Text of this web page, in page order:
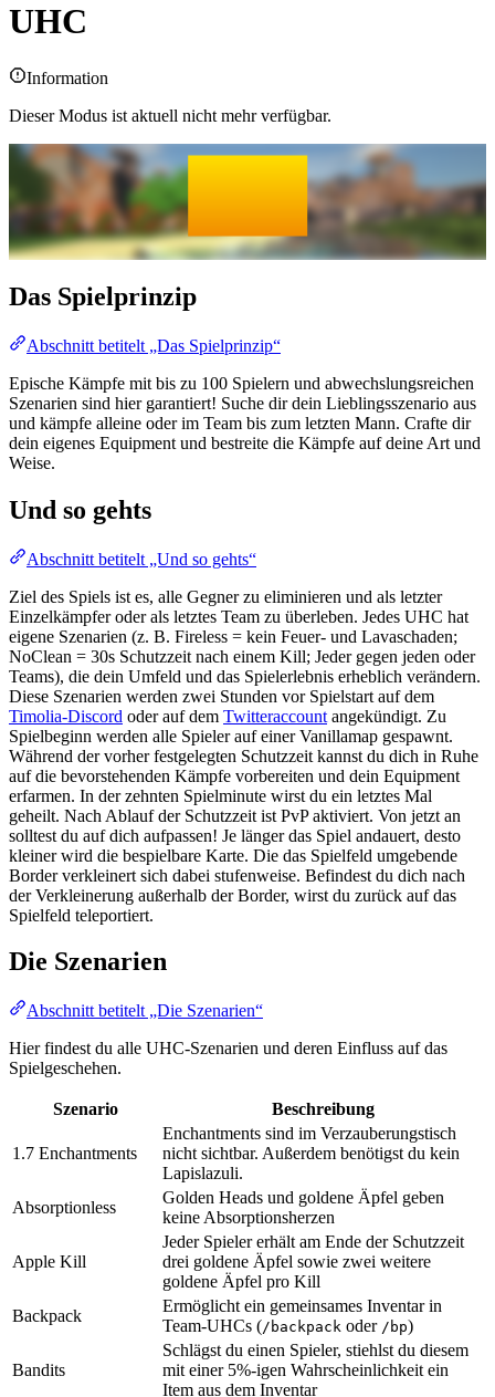
UHC
Information
Dieser Modus ist aktuell nicht mehr verfügbar.
UHC
UHC
Das Spielprinzip
Abschnitt betitelt „Das Spielprinzip“
Epische Kämpfe mit bis zu 100 Spielern und abwechslungsreichen
Szenarien sind hier garantiert! Suche dir dein Lieblingsszenario aus
und kämpfe alleine oder im Team bis zum letzten Mann. Crafte dir
dein eigenes Equipment und bestreite die Kämpfe auf deine Art und
Weise.
Und so gehts
Abschnitt betitelt „Und so gehts“
Ziel des Spiels ist es, alle Gegner zu eliminieren und als letzter
Einzelkämpfer oder als letztes Team zu überleben. Jedes UHC hat
eigene Szenarien (z. B. Fireless = kein Feuer- und Lavaschaden;
NoClean = 30s Schutzzeit nach einem Kill; Jeder gegen jeden oder
Teams), die dein Umfeld und das Spielerlebnis erheblich verändern.
Diese Szenarien werden zwei Stunden vor Spielstart auf dem
Timolia-Discord oder auf dem Twitteraccount angekündigt. Zu
Spielbeginn werden alle Spieler auf einer Vanillamap gespawnt.
Während der vorher festgelegten Schutzzeit kannst du dich in Ruhe
auf die bevorstehenden Kämpfe vorbereiten und dein Equipment
erfarmen. In der zehnten Spielminute wirst du ein letztes Mal
geheilt. Nach Ablauf der Schutzzeit ist PvP aktiviert. Von jetzt an
solltest du auf dich aufpassen! Je länger das Spiel andauert, desto
kleiner wird die bespielbare Karte. Die das Spielfeld umgebende
Border verkleinert sich dabei stufenweise. Befindest du dich nach
der Verkleinerung außerhalb der Border, wirst du zurück auf das
Spielfeld teleportiert.
Die Szenarien
Abschnitt betitelt „Die Szenarien“
Hier findest du alle UHC-Szenarien und deren Einfluss auf das
Spielgeschehen.
Szenario Beschreibung
1.7 Enchantments
Enchantments sind im Verzauberungstisch
nicht sichtbar. Außerdem benötigst du kein
Lapislazuli.
Absorptionless
Golden Heads und goldene Äpfel geben
keine Absorptionsherzen
Apple Kill
Jeder Spieler erhält am Ende der Schutzzeit
drei goldene Äpfel sowie zwei weitere
goldene Äpfel pro Kill
Backpack
Ermöglicht ein gemeinsames Inventar in
Team-UHCs (/backpack oder /bp)
Bandits
Schlägst du einen Spieler, stiehlst du diesem
mit einer 5%-igen Wahrscheinlichkeit ein
Item aus dem Inventar